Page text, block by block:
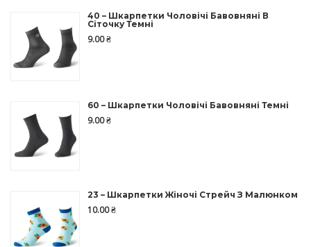
40 – Шкарпетки Чоловічі Бавовняні В
Сіточку Темні
9.00₴
60 – Шкарпетки Чоловічі Бавовняні Темні
9.00₴
23 – Шкарпетки Жіночі Стрейч З Малюнком
10.00₴